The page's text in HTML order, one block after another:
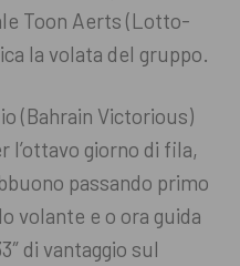
Toon Aerts (Lotto-
la volata del gruppo.
(Bahrain Victorious)
l’ottavo giorno di fila,
passando primo
volante e o ora guida
di vantaggio sul